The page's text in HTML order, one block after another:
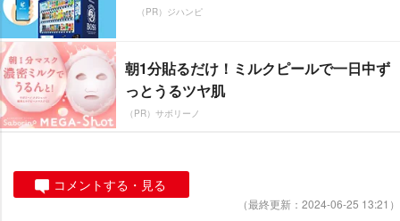
（PR）ジハンピ
朝1分貼るだけ！ミルクピールで一日中ず
っとうるツヤ肌
（PR）サボリーノ
コメントする・見る
（最終更新：2024-06-25 13:21）